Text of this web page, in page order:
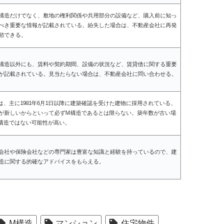
造だけでなく、敷地の権利関係や共用部分の設備など、購入前に知っ
き重要な情報が記載されている。紛失した場合は、不動産会社に再発
できる。
造以外にも、賃料や契約期間、設備の状況など、賃貸借に関する重要
記載されている。見当たらない場合は、不動産会社に問い合わせる。
、主に1981年6月1日以降に建築確認を受けた建物に採用されている。
新しいからといって必ずM構造であるとは限らない。築年数が古い場
造ではない可能性が高い。
社や保険会社などの専門家は豊富な知識と経験を持っているので、建
に関する的確なアドバイスをもらえる。